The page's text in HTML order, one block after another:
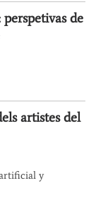
de
artistes del
y